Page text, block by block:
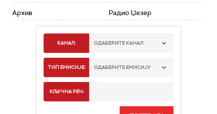
Архив Радио Џезер
КАНАЛ: ОДАБЕРИТЕ КАНАЛ
РАДИО БЕОГРАД 1
РАДИО БЕОГРАД 3
ТИП ЕМИСИЈЕ: ОДАБЕРИТЕ ЕМИСИЈУ
КЉУЧНА РЕЧ: